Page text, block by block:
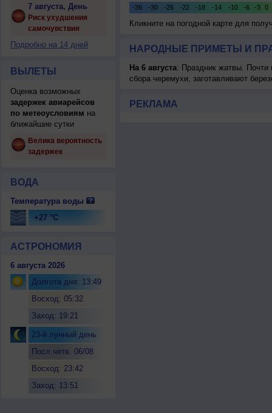
7 августа, День
Риск ухудшения
самочувствия
Подробно на 14 дней
ВЫЛЕТЫ
Оценка возможных
задержек авиарейсов
по метеоусловиям на
ближайшие сутки
Велика вероятность
задержек
ВОДА
Температура воды
+27 °C
АСТРОНОМИЯ
6 августа 2026
Долгота дня: 13:49
Восход: 05:32
Заход: 19:21
23-й лунный день
Посл.четв. 06/08
Восход: 23:42
Заход: 13:51
Кликните на погодной карте для
НАРОДНЫЕ ПРИМЕТЫ И
На 6 августа: Праздник жатвы. Почти
сбора черемухи, заготавливают
РЕКЛАМА